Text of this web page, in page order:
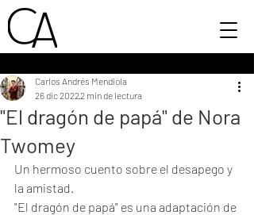
"El dragón de papá" de Nora
Twomey
Carlos Andrés Mendiola
26 dic 20222 min de lectura
Un hermoso cuento sobre el desapego y
la amistad.
"El dragón de papá" es una adaptación de